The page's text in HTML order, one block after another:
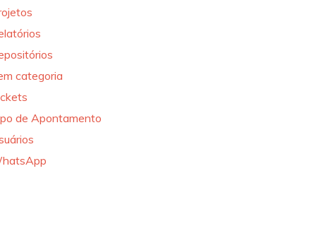
categoria
de Apontamento